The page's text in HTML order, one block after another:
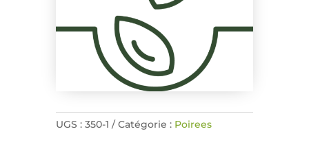
UGS : 350-1 Catégorie : Poirees